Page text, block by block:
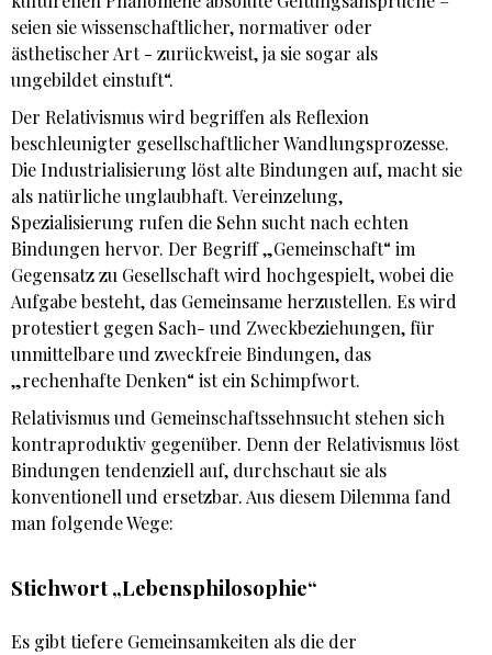
seien sie wissenschaftlicher, normativer oder
ästhetischer Art - zurückweist, ja sie sogar als
ungebildet einstuft“.
Der Relativismus wird begriffen als Reflexion
beschleunigter gesellschaftlicher Wandlungsprozesse.
Die Industrialisierung löst alte Bindungen auf, macht sie
als natürliche unglaubhaft. Vereinzelung,
Spezialisierung rufen die Sehn­ sucht nach echten
Bindungen hervor. Der Begriff „Gemeinschaft“ im
Gegensatz zu Gesellschaft wird hochgespielt, wobei die
Aufgabe besteht, das Gemeinsame herzustellen. Es wird
protestiert gegen Sach- und Zweckbeziehungen, für
unmittelbare und zweckfreie Bindungen, das
„rechenhafte Denken“ ist ein Schimpfwort.
Relativismus und Gemeinschaftssehnsucht stehen sich
kontraproduktiv gegenüber. Denn der Relativismus löst
Bindungen tendenziell auf, durchschaut sie als
konventionell und ersetzbar. Aus diesem Dilemma fand
man folgende Wege:
Stichwort „Lebensphilosophie“
Es gibt tiefere Gemeinsamkeiten als die der